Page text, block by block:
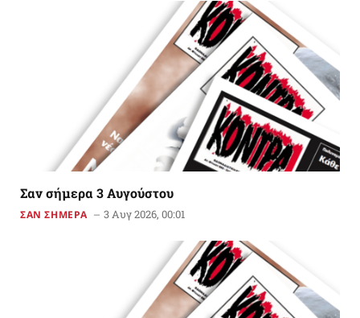
Σαν σήμερα 3 Αυγούστου
ΣΑΝ ΣΗΜΕΡΑ 3 Αυγ 2026, 00:01